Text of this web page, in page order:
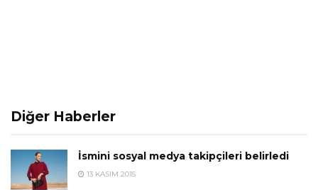
Diğer Haberler
İsmini sosyal medya takipçileri belirledi
13 KASIM 2015